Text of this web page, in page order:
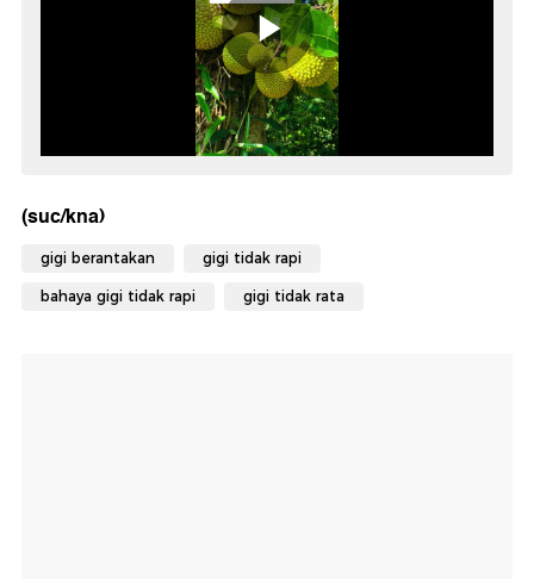
(suc/kna)
gigi berantakan gigi tidak rapi
bahaya gigi tidak rapi gigi tidak rata